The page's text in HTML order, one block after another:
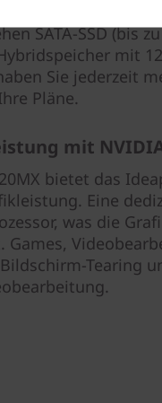
und Musik, für
SATA-SSD (bis
mit
Sie jederzeit
Pläne.
mit
bietet das
Eine
was die
Games,
Tearing